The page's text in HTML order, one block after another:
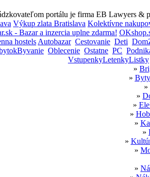
portálu je firma EB Lawyers &
Výkup zlata Bratislava Kolektívne
- Bazar a inzercia uplne zdarma!
hostels Autobazar Cestovanie Deti
Oblecenie Ostatne PC
VstupenkyLetenkyListky
»
»
»
»
»
»
»
»
»
»
»